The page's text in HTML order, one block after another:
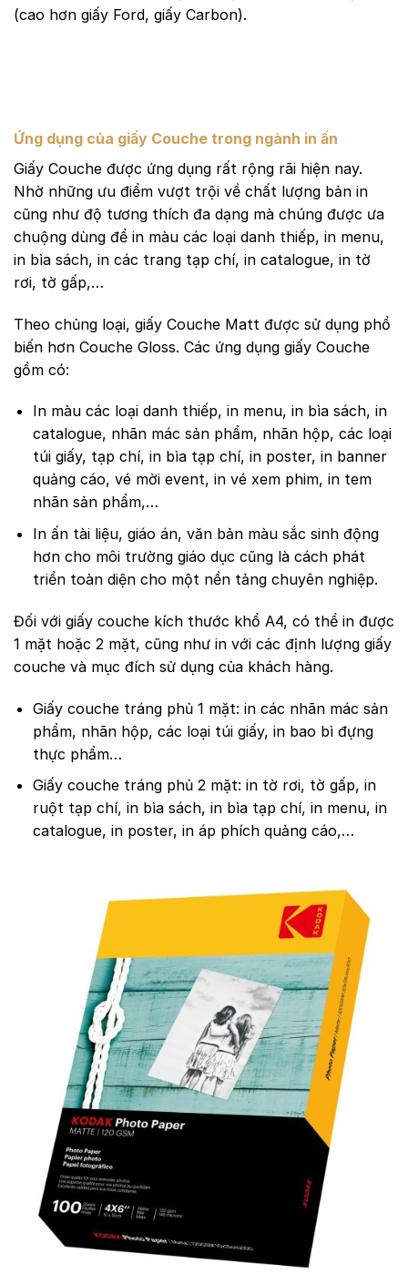
(cao hơn giấy Ford, giấy Carbon).
Ứng dụng của giấy Couche trong ngành in ấn
Giấy Couche được ứng dụng rất rộng rãi hiện nay.
Nhờ những ưu điểm vượt trội về chất lượng bản in
cũng như độ tương thích đa dạng mà chúng được ưa
chuộng dùng để in màu các loại danh thiếp, in menu,
in bìa sách, in các trang tạp chí, in catalogue, in tờ
rơi, tờ gấp,…
Theo chủng loại, giấy Couche Matt được sử dụng phổ
biến hơn Couche Gloss. Các ứng dụng giấy Couche
gồm có:
In màu các loại danh thiếp, in menu, in bìa sách, in
catalogue, nhãn mác sản phẩm, nhãn hộp, các loại
túi giấy, tạp chí, in bìa tạp chí, in poster, in banner
quảng cáo, vé mời event, in vé xem phim, in tem
nhãn sản phẩm,…
In ấn tài liệu, giáo án, văn bản màu sắc sinh động
hơn cho môi trường giáo dục cũng là cách phát
triển toàn diện cho một nền tảng chuyên nghiệp.
Đối với giấy couche kích thước khổ A4, có thể in được
1 mặt hoặc 2 mặt, cũng như in với các định lượng giấy
couche và mục đích sử dụng của khách hàng.
Giấy couche tráng phủ 1 mặt: in các nhãn mác sản
phẩm, nhãn hộp, các loại túi giấy, in bao bì đựng
thực phẩm…
Giấy couche tráng phủ 2 mặt: in tờ rơi, tờ gấp, in
ruột tạp chí, in bìa sách, in bìa tạp chí, in menu, in
catalogue, in poster, in áp phích quảng cáo,…